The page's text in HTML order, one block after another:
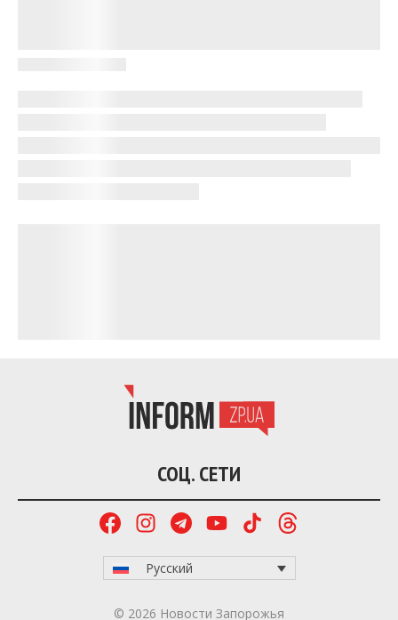
СОЦ. СЕТИ
Русский
© 2026 Новости Запорожья